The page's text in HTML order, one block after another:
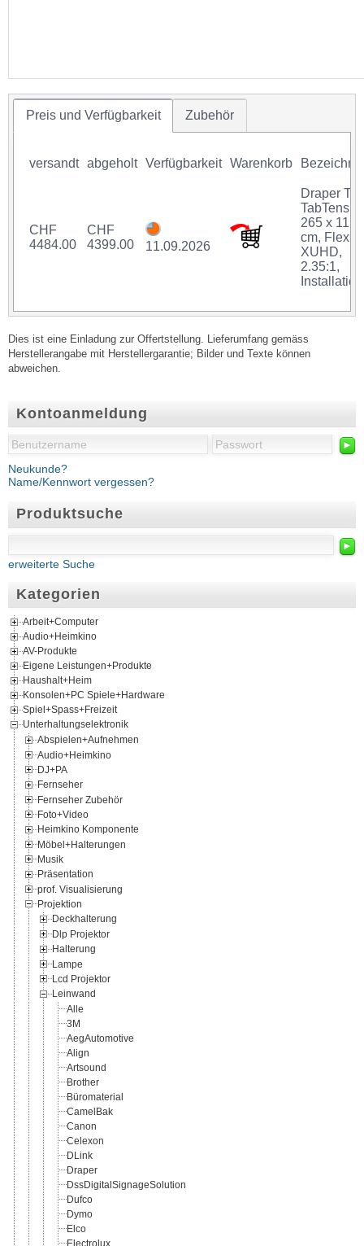
Kontoanmeldung
►
Neukunde?
Name/Kennwort vergessen?
Produktsuche
►
erweiterte Suche
Kategorien
Arbeit+Computer
Audio+Heimkino
AV-Produkte
Eigene Leistungen+Produkte
Haushalt+Heim
Konsolen+PC Spiele+Hardware
Spiel+Spass+Freizeit
Unterhaltungselektronik
Abspielen+Aufnehmen
Audio+Heimkino
DJ+PA
Fernseher
Fernseher Zubehör
Foto+Video
Heimkino Komponente
Möbel+Halterungen
Musik
Präsentation
prof. Visualisierung
Projektion
Deckhalterung
Dlp Projektor
Halterung
Lampe
Lcd Projektor
Leinwand
Alle
3M
AegAutomotive
Align
Artsound
Brother
Büromaterial
CamelBak
Canon
Celexon
DLink
Draper
DssDigitalSignageSolution
Dufco
Dymo
Elco
Electrolux
Preis und Verfügbarkeit Zubehör
versandt abgeholt Verfügbarkeit Warenkorb
CHF
4484.00
CHF
4399.00
11.09.2026
Draper
265 x
cm,
XUHD,
2.35:1,
Installation
Dies ist eine Einladung zur Offertstellung. Lieferumfang gemäss
Herstellerangabe mit Herstellergarantie; Bilder und Texte können
abweichen.